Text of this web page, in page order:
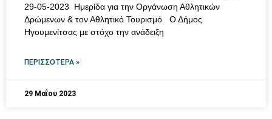
29-05-2023 Ημερίδα για την Οργάνωση Αθλητικών
Δρώμενων & τον Αθλητικό Τουρισμό Ο Δήμος
Ηγουμενίτσας με στόχο την ανάδειξη
ΠΕΡΙΣΣΌΤΕΡΑ »
29 Μαΐου 2023